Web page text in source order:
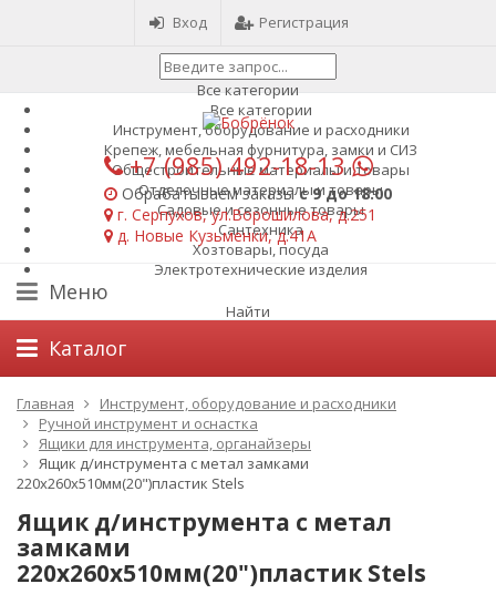
Вход Регистрация
Все категории
Все категории
Инструмент, оборудование и расходники
Крепеж, мебельная фурнитура, замки и СИЗ
Общестроительные материалы и товары
Отделочные материалы и товары
Садовые и сезонные товары
Сантехника
Хозтовары, посуда
Электротехнические изделия
Найти
+7 (985)492-18-13
Обрабатываем заказыс 9 до 18:00
г. Серпухов, ул.Ворошилова, д.251
д. Новые Кузьменки, д.41А
Меню
Каталог
Главная
Инструмент, оборудование и расходники
Ручной инструмент и оснастка
Ящики для инструмента, органайзеры
Ящик д/инструмента с метал замками
220х260х510мм(20")пластик Stels
Ящик д/инструмента с метал
замками
220х260х510мм(20")пластик Stels